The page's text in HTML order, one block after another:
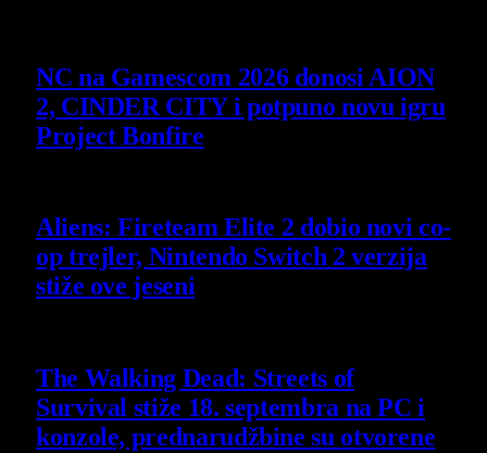
NC na Gamescom 2026 donosi AION
2, CINDER CITY i potpuno novu igru
Project Bonfire
Aliens: Fireteam Elite 2 dobio novi co-
op trejler, Nintendo Switch 2 verzija
stiže ove jeseni
The Walking Dead: Streets of
Survival stiže 18. septembra na PC i
konzole, prednarudžbine su otvorene